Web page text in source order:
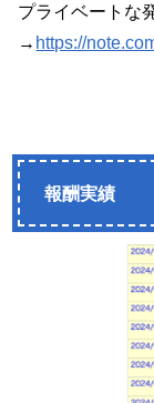
プライベートな
→ https://
報酬実績